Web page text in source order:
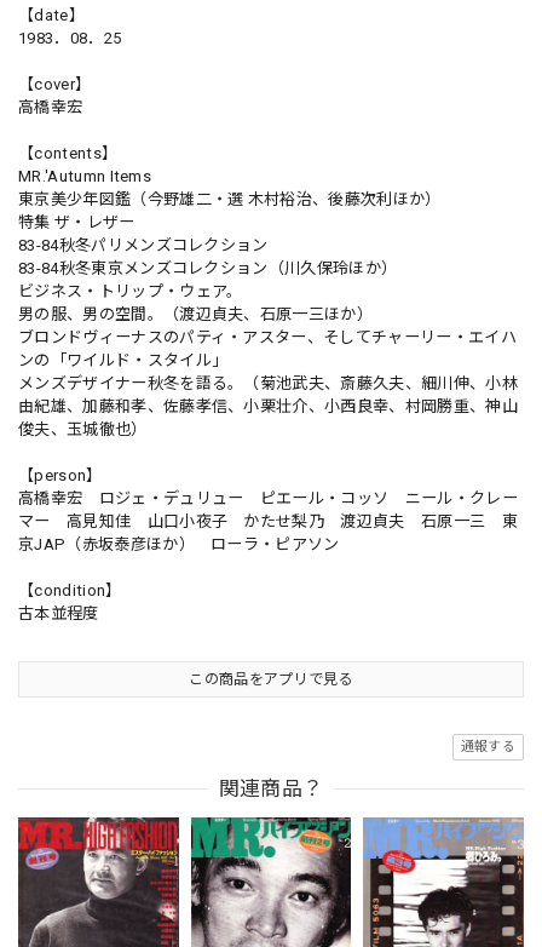
【date】
1983．08．25
【cover】
高橋幸宏
【contents】
MR.'Autumn Items
東京美少年図鑑（今野雄二・選 木村裕治、後藤次利ほか）
特集 ザ・レザー
83-84秋冬パリメンズコレクション
83-84秋冬東京メンズコレクション（川久保玲ほか）
ビジネス・トリップ・ウェア。
男の服、男の空間。（渡辺貞夫、石原一三ほか）
ブロンドヴィーナスのパティ・アスター、そしてチャーリー・エイハ
ンの「ワイルド・スタイル」
メンズデザイナー秋冬を語る。（菊池武夫、斎藤久夫、細川伸、小林
由紀雄、加藤和孝、佐藤孝信、小栗壮介、小西良幸、村岡勝重、神山
俊夫、玉城徹也）
【person】
高橋幸宏 ロジェ・デュリュー ピエール・コッソ ニール・クレー
マー 高見知佳 山口小夜子 かたせ梨乃 渡辺貞夫 石原一三 東
京JAP（赤坂泰彦ほか） ローラ・ピアソン
【condition】
古本並程度
この商品をアプリで見る
通報する
関連商品？